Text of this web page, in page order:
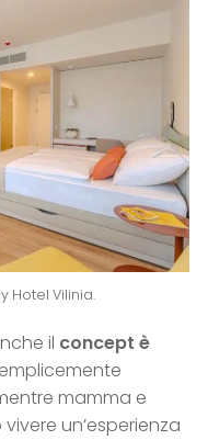
Hotel Vilinia.
il concept è
mamma e
un’esperienza